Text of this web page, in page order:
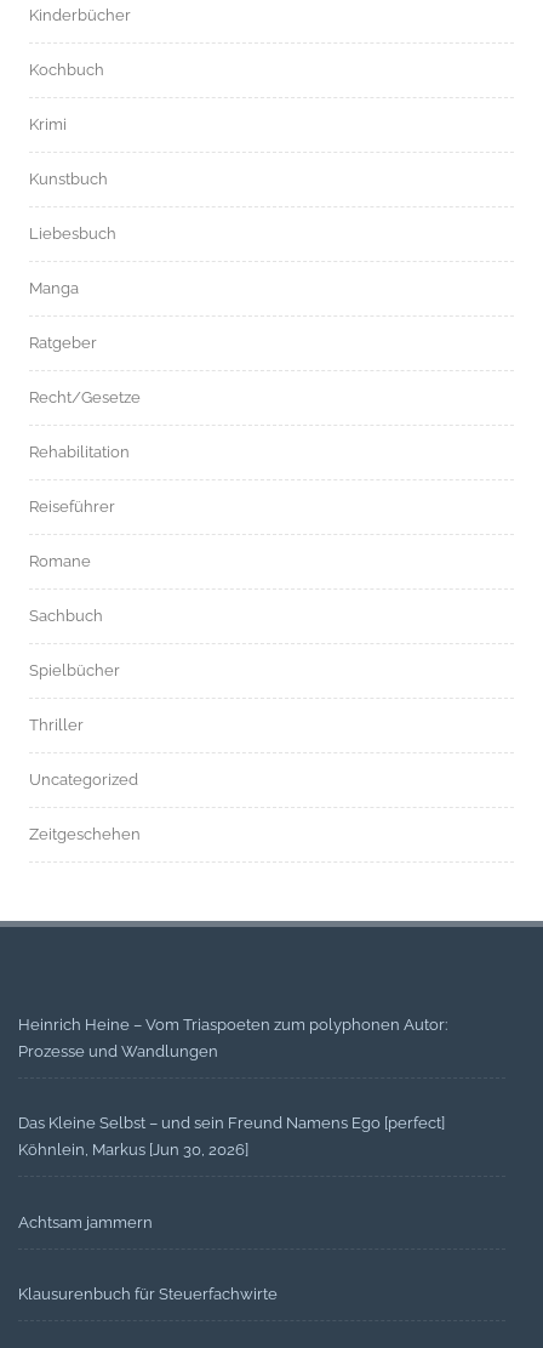
Kinderbücher
Kochbuch
Krimi
Kunstbuch
Liebesbuch
Manga
Ratgeber
Recht/Gesetze
Rehabilitation
Reiseführer
Romane
Sachbuch
Spielbücher
Thriller
Uncategorized
Zeitgeschehen
Heinrich Heine – Vom Triaspoeten zum polyphonen Autor:
Prozesse und Wandlungen
Das Kleine Selbst – und sein Freund Namens Ego [perfect]
Köhnlein, Markus [Jun 30, 2026]
Achtsam jammern
Klausurenbuch für Steuerfachwirte